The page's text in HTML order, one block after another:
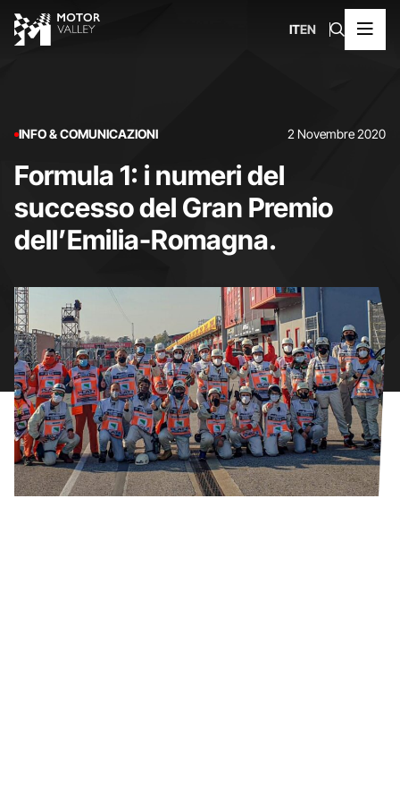
ITEN
INFO & COMUNICAZIONI 2 Novembre 2020
Formula 1: i numeri del
successo del Gran Premio
dell’Emilia-Romagna.